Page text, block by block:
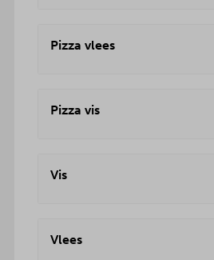
Pizza vlees
Pizza vis
Vis
Vlees